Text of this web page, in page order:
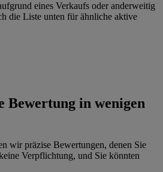
eines Verkaufs oder anderweitig
die Liste unten für ähnliche aktive
Bewertung in wenigen
wir präzise Bewertungen, denen Sie
Verpflichtung, und Sie könnten